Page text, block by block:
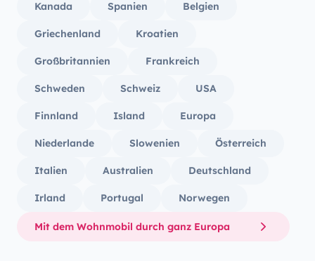
Kanada Spanien Belgien
Griechenland Kroatien
Großbritannien Frankreich
Schweden Schweiz USA
Finnland Island Europa
Niederlande Slowenien Österreich
Italien Australien Deutschland
Irland Portugal Norwegen
Mit dem Wohnmobil durch ganz Europa